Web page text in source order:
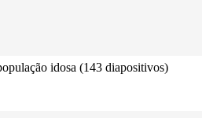
idosa (143 diapositivos)